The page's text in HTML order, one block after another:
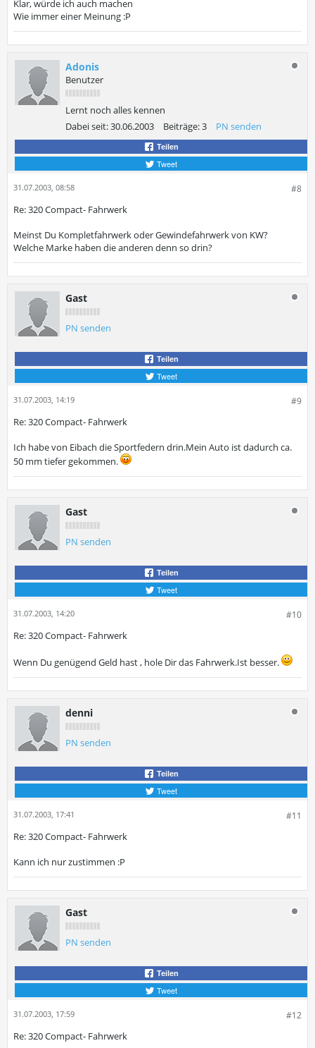
Klar, würde ich auch machen
Wie immer einer Meinung :P
Adonis
Benutzer
Lernt noch alles kennen
Dabei seit:30.06.2003 Beiträge:3 PN senden
Teilen
Tweet
#8
31.07.2003, 08:58
Re: 320 Compact- Fahrwerk
Meinst Du Kompletfahrwerk oder Gewindefahrwerk von KW?
Welche Marke haben die anderen denn so drin?
Gast
PN senden
Teilen
Tweet
#9
31.07.2003, 14:19
Re: 320 Compact- Fahrwerk
Ich habe von Eibach die Sportfedern drin.Mein Auto ist dadurch ca.
50 mm tiefer gekommen.
Gast
PN senden
Teilen
Tweet
#10
31.07.2003, 14:20
Re: 320 Compact- Fahrwerk
Wenn Du genügend Geld hast , hole Dir das Fahrwerk.Ist besser.
denni
PN senden
Teilen
Tweet
#11
31.07.2003, 17:41
Re: 320 Compact- Fahrwerk
Kann ich nur zustimmen :P
Gast
PN senden
Teilen
Tweet
#12
31.07.2003, 17:59
Re: 320 Compact- Fahrwerk